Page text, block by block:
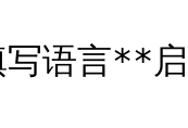
语言**启